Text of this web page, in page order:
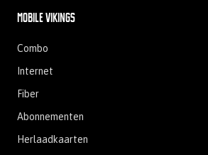
Mobile Vikings
Combo
Internet
Fiber
Abonnementen
Herlaadkaarten